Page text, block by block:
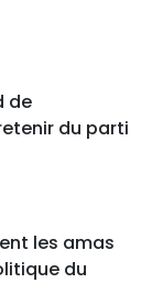
de
du parti
les amas
du